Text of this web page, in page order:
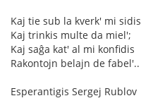
Kaj tie sub la kverk' mi sidis
Kaj trinkis multe da miel';
Kaj saĝa kat' al mi konfidis
Rakontojn belajn de fabel'..
Esperantigis Sergej Rublov